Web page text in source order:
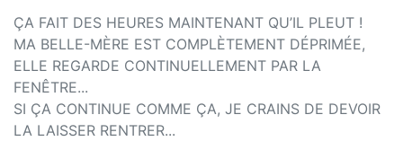
ÇA FAIT DES HEURES MAINTENANT QU’IL PLEUT !
MA BELLE-MÈRE EST COMPLÈTEMENT DÉPRIMÉE,
ELLE REGARDE CONTINUELLEMENT PAR LA
FENÊTRE...
SI ÇA CONTINUE COMME ÇA, JE CRAINS DE DEVOIR
LA LAISSER RENTRER...